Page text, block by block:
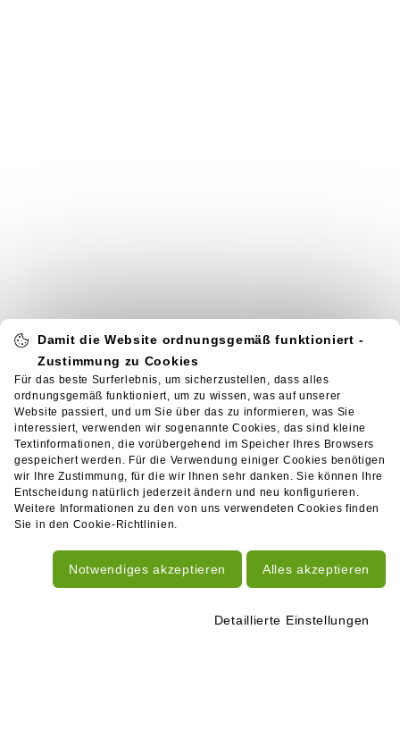
Damit die Website ordnungsgemäß funktioniert -
Zustimmung zu Cookies
Für das beste Surferlebnis, um sicherzustellen, dass alles
ordnungsgemäß funktioniert, um zu wissen, was auf unserer
Website passiert, und um Sie über das zu informieren, was Sie
interessiert, verwenden wir sogenannte Cookies, das sind kleine
Textinformationen, die vorübergehend im Speicher Ihres Browsers
gespeichert werden. Für die Verwendung einiger Cookies benötigen
wir Ihre Zustimmung, für die wir Ihnen sehr danken. Sie können Ihre
Entscheidung natürlich jederzeit ändern und neu konfigurieren.
Weitere Informationen zu den von uns verwendeten Cookies finden
Sie in den Cookie-Richtlinien.
Alles akzeptieren
Notwendiges akzeptieren
Detaillierte Einstellungen